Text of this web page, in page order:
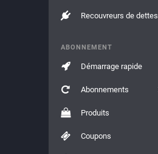
Recouvreurs de dettes
ABONNEMENT
Démarrage rapide
Abonnements
Produits
Coupons